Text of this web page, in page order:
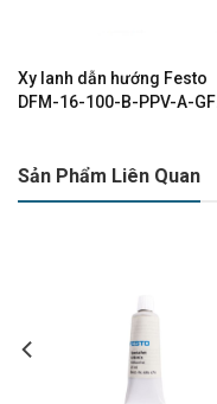
Xy lanh dẫn hướng Festo
DFM-16-100-B-PPV-A-GF
Sản Phẩm Liên Quan